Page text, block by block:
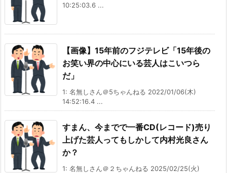
10:25:03.6 ...
【画像】15年前のフジテレビ「15年後の
お笑い界の中心にいる芸人はこいつら
だ」
1: 名無しさん＠5ちゃんねる 2022/01/06(木)
14:52:16.4 ...
すまん、今までで一番CD(レコード)売り
上げた芸人ってもしかして内村光良さん
か？
1: 名無しさん＠２ちゃんねる 2025/02/25(火)